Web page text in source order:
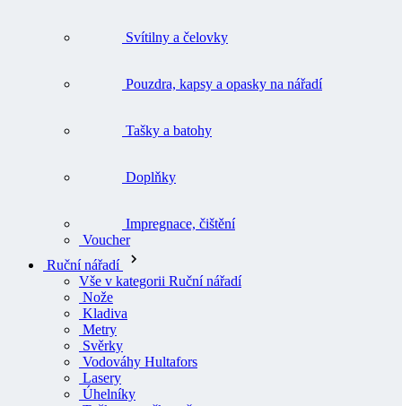
Svítilny a čelovky
Pouzdra, kapsy a opasky na nářadí
Tašky a batohy
Doplňky
Impregnace, čištění
Voucher
Ruční nářadí
Vše v kategorii Ruční nářadí
Nože
Kladiva
Metry
Svěrky
Vodováhy Hultafors
Lasery
Úhelníky